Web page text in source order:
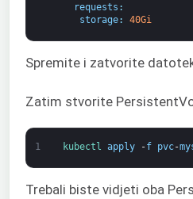
requests :
storage: 40Gi
Spremite i zatvorite
Zatim stvorite
1 kubectl apply -f pvc-
Trebali biste vidjeti oba